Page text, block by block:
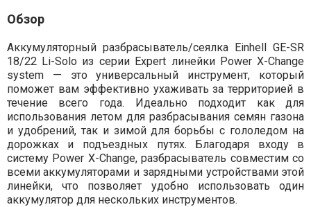
Обзор
Аккумуляторный разбрасыватель/сеялка Einhell GE-SR
18/22 Li-Solo из серии Expert линейки Power X-Change
system — это универсальный инструмент, который
поможет вам эффективно ухаживать за территорией в
течение всего года. Идеально подходит как для
использования летом для разбрасывания семян газона
и удобрений, так и зимой для борьбы с гололедом на
дорожках и подъездных путях. Благодаря входу в
систему Power X-Change, разбрасыватель совместим со
всеми аккумуляторами и зарядными устройствами этой
линейки, что позволяет удобно использовать один
аккумулятор для нескольких инструментов.